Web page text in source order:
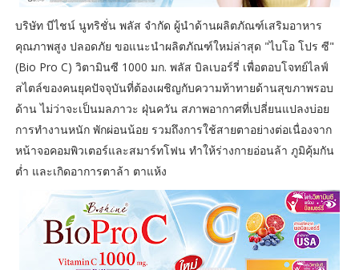
บริษัท บีไชน์ นูทริชั่น พลัส จำกัด ผู้นำด้านผลิตภัณฑ์เสริมอาหาร
คุณภาพสูง ปลอดภัย ขอแนะนำผลิตภัณฑ์ใหม่ล่าสุด "ไบโอ โปร ซี"
(Bio Pro C) วิตามินซี 1000 มก. พลัส บิลเบอร์รี่ เพื่อตอบโจทย์ไลฟ์
สไตล์ของคนยุคปัจจุบันที่ต้องเผชิญกับความท้าทายด้านสุขภาพรอบ
ด้าน ไม่ว่าจะเป็นมลภาวะ ฝุ่นควัน สภาพอากาศที่เปลี่ยนแปลงบ่อย
การทำงานหนัก พักผ่อนน้อย รวมถึงการใช้สายตาอย่างต่อเนื่องจาก
หน้าจอคอมพิวเตอร์และสมาร์ทโฟน ทำให้ร่างกายอ่อนล้า ภูมิคุ้มกัน
ต่ำ และเกิดอาการตาล้า ตาแห้ง